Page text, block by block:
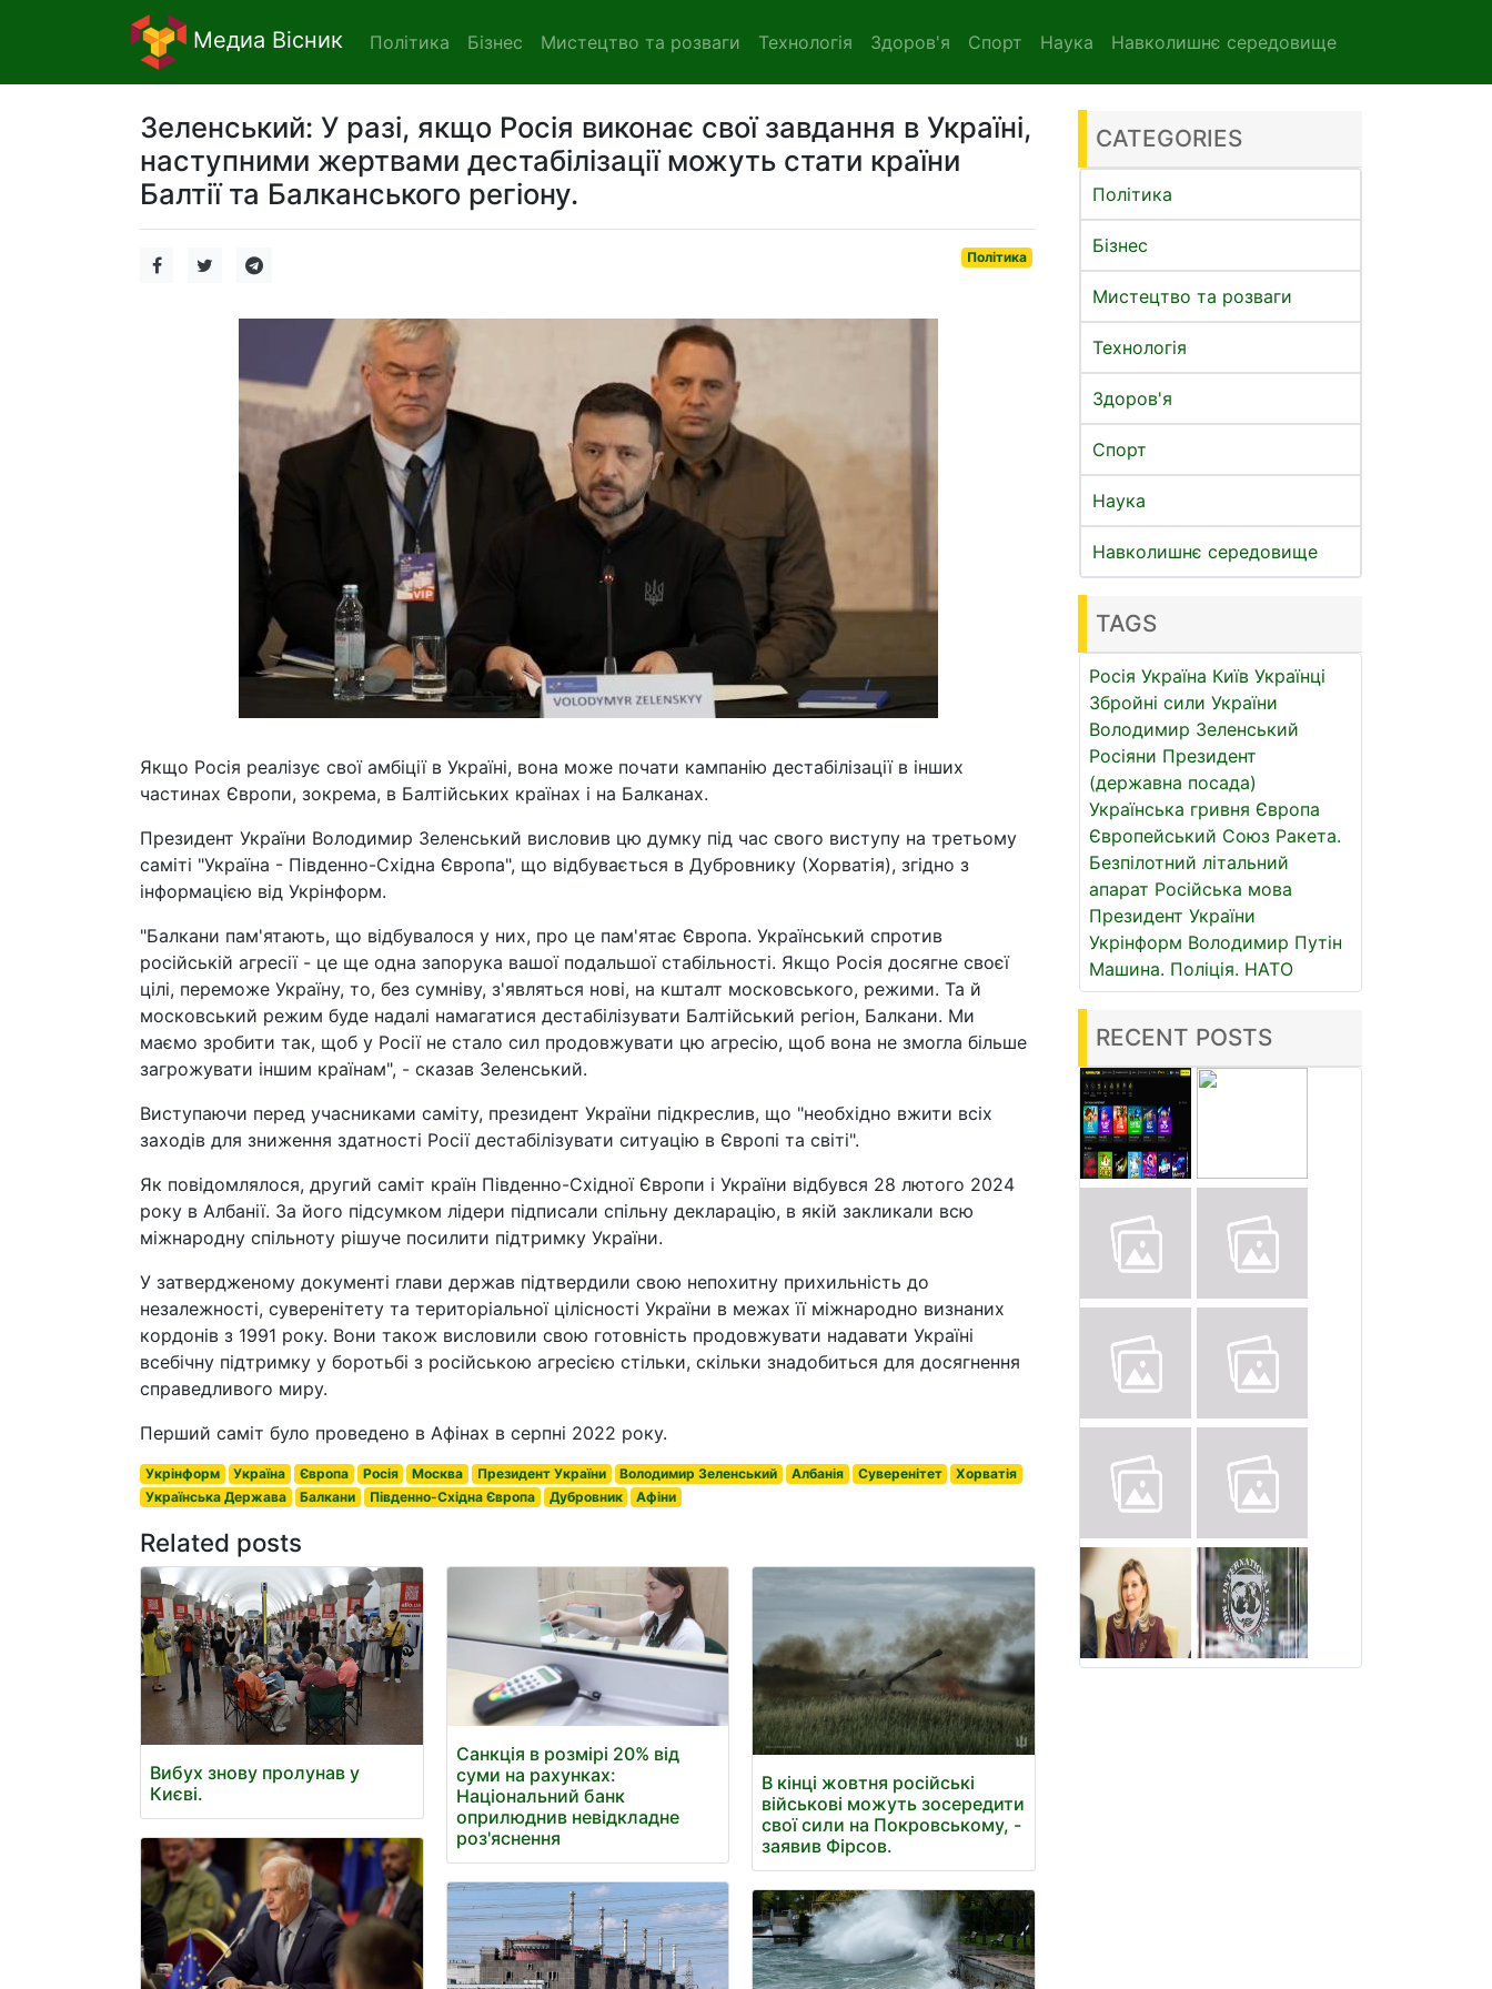
Медиа Вісник Політика Бізнес Мистецтво та розваги Технологія Здоров'я Спорт Наука Навколишнє середовище
Зеленський: У разі, якщо Росія виконає свої завдання в Україні,
наступними жертвами дестабілізації можуть стати країни
Балтії та Балканського регіону.
Політика
Якщо Росія реалізує свої амбіції в Україні, вона може почати кампанію дестабілізації в інших
частинах Європи, зокрема, в Балтійських країнах і на Балканах.
Президент України Володимир Зеленський висловив цю думку під час свого виступу на третьому
саміті "Україна - Південно-Східна Європа", що відбувається в Дубровнику (Хорватія), згідно з
інформацією від Укрінформ.
"Балкани пам'ятають, що відбувалося у них, про це пам'ятає Європа. Український спротив
російській агресії - це ще одна запорука вашої подальшої стабільності. Якщо Росія досягне своєї
цілі, переможе Україну, то, без сумніву, з'являться нові, на кшталт московського, режими. Та й
московський режим буде надалі намагатися дестабілізувати Балтійський регіон, Балкани. Ми
маємо зробити так, щоб у Росії не стало сил продовжувати цю агресію, щоб вона не змогла більше
загрожувати іншим країнам", - сказав Зеленський.
Виступаючи перед учасниками саміту, президент України підкреслив, що "необхідно вжити всіх
заходів для зниження здатності Росії дестабілізувати ситуацію в Європі та світі".
Як повідомлялося, другий саміт країн Південно-Східної Європи і України відбувся 28 лютого 2024
року в Албанії. За його підсумком лідери підписали спільну декларацію, в якій закликали всю
міжнародну спільноту рішуче посилити підтримку України.
У затвердженому документі глави держав підтвердили свою непохитну прихильність до
незалежності, суверенітету та територіальної цілісності України в межах її міжнародно визнаних
кордонів з 1991 року. Вони також висловили свою готовність продовжувати надавати Україні
всебічну підтримку у боротьбі з російською агресією стільки, скільки знадобиться для досягнення
справедливого миру.
Перший саміт було проведено в Афінах в серпні 2022 року.
Укрінформ Україна Європа Росія Москва Президент України Володимир Зеленський Албанія Суверенітет
Хорватія
Українська Держава
Балкани Південно-Східна Європа Дубровник Афіни
Related posts
Вибух знову пролунав у
Києві.
Санкція в розмірі 20% від
суми на рахунках:
Національний банк
оприлюднив невідкладне
роз'яснення
В кінці жовтня російські
військові можуть зосередити
свої сили на Покровському, -
заявив Фірсов.
CATEGORIES
Політика
Бізнес
Мистецтво та розваги
Технологія
Здоров'я
Спорт
Наука
Навколишнє середовище
TAGS
Росія Україна Київ Українці
Збройні сили України
Володимир Зеленський
Росіяни Президент
(державна посада)
Українська гривня Європа
Європейський Союз Ракета.
Безпілотний літальний
апарат Російська мова
Президент України
Укрінформ Володимир Путін
Машина. Поліція. НАТО
RECENT POSTS